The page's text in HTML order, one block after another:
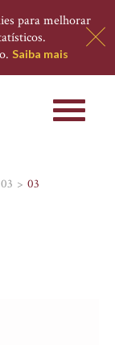
para melhorar
Saiba mais
Toggle
03 03